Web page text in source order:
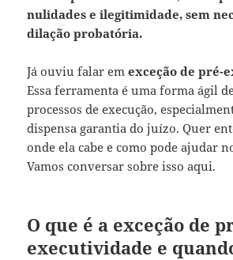
nulidades e ilegitimidade, sem
dilação probatória.
Já ouviu falar emexceção de pré-
Essa ferramenta é uma forma ágil
processos de execução,
dispensa garantia do juízo. Quer
onde ela cabe e como pode ajudar
Vamos conversar sobre isso aqui.
O que é a exceção de
executividade e